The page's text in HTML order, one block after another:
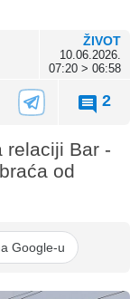
ŽIVOT
10.06.2026.
07:20 > 06:58
2
relaciji Bar -
od
Google-u